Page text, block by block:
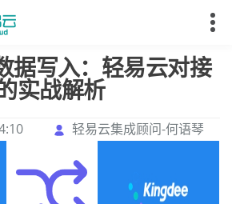
据写入：轻易云对接
实战解析
轻易云集成顾问-何语琴